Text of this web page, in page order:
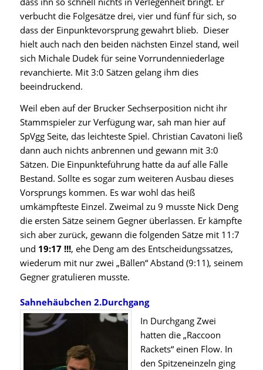
verbucht die Folgesätze drei, vier und fünf für sich, so
dass der Einpunktevorsprung gewahrt blieb. Dieser
hielt auch nach den beiden nächsten Einzel stand, weil
sich Michale Dudek für seine Vorrundenniederlage
revanchierte. Mit 3:0 Sätzen gelang ihm dies
beeindruckend.
Weil eben auf der Brucker Sechserposition nicht ihr
Stammspieler zur Verfügung war, sah man hier auf
SpVgg Seite, das leichteste Spiel. Christian Cavatoni ließ
dann auch nichts anbrennen und gewann mit 3:0
Sätzen. Die Einpunkteführung hatte da auf alle Fälle
Bestand. Sollte es sogar zum weiteren Ausbau dieses
Vorsprungs kommen. Es war wohl das heiß
umkämpfteste Einzel. Zweimal zu 9 musste Nick Deng
die ersten Sätze seinem Gegner überlassen. Er kämpfte
sich aber zurück, gewann die folgenden Sätze mit 11:7
und 19:17 !!!, ehe Deng am des Entscheidungssatzes,
wiederum mit nur zwei „Bällen“ Abstand (9:11), seinem
Gegner gratulieren musste.
Sahnehäubchen 2.Durchgang
In Durchgang Zwei
hatten die „Raccoon
Rackets“ einen Flow. In
den Spitzeneinzeln ging